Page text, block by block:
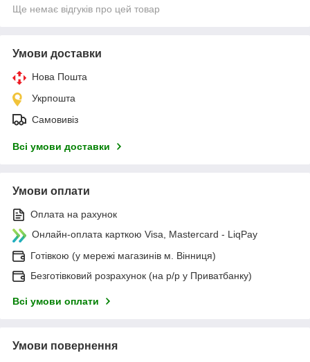
Ще немає відгуків про цей товар
Умови доставки
Нова Пошта
Укрпошта
Самовивіз
Всі умови доставки
Умови оплати
Оплата на рахунок
Онлайн-оплата карткою Visa, Mastercard - LiqPay
Готівкою (у мережі магазинів м. Вінниця)
Безготівковий розрахунок (на р/р у Приватбанку)
Всі умови оплати
Умови повернення